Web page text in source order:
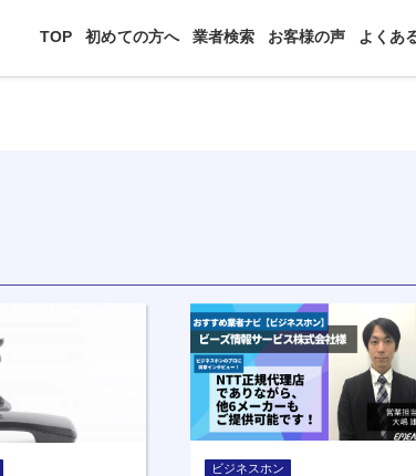
TOP 初めての方へ 業者検索 お客様の声 よくあ
ビジネスホン